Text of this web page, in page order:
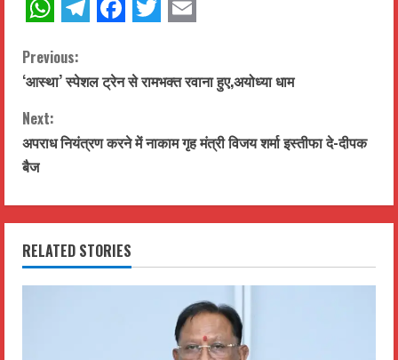
C
o
n
t
i
n
u
Previous:
‘आस्था’ स्पेशल ट्रेन से रामभक्त रवाना हुए,अयोध्या धाम
Next:
अपराध नियंत्रण करने में नाकाम गृह मंत्री विजय शर्मा इस्तीफा दे-दीपक
बैज
RELATED STORIES